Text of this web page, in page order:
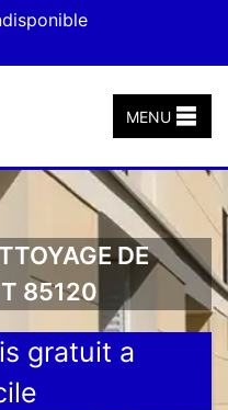
MENU
DE
85120
gratuit a